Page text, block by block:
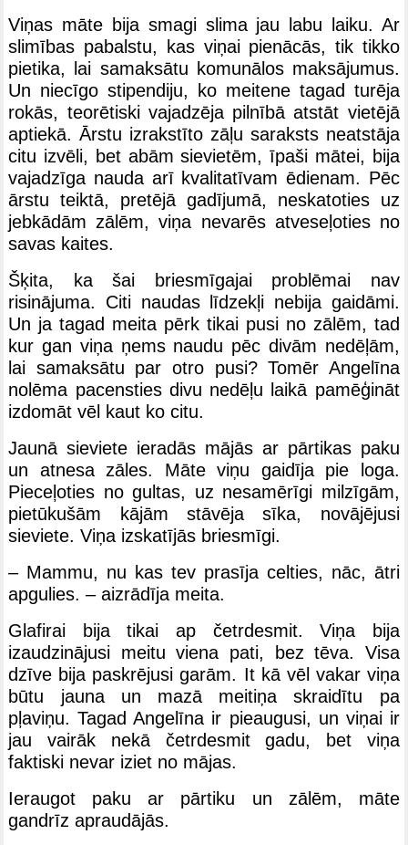
Viņas māte bija smagi slima jau labu laiku. Ar
slimības pabalstu, kas viņai pienācās, tik tikko
pietika, lai samaksātu komunālos maksājumus.
Un niecīgo stipendiju, ko meitene tagad turēja
rokās, teorētiski vajadzēja pilnībā atstāt vietējā
aptiekā. Ārstu izrakstīto zāļu saraksts neatstāja
citu izvēli, bet abām sievietēm, īpaši mātei, bija
vajadzīga nauda arī kvalitatīvam ēdienam. Pēc
ārstu teiktā, pretējā gadījumā, neskatoties uz
jebkādām zālēm, viņa nevarēs atveseļoties no
savas kaites.
Šķita, ka šai briesmīgajai problēmai nav
risinājuma. Citi naudas līdzekļi nebija gaidāmi.
Un ja tagad meita pērk tikai pusi no zālēm, tad
kur gan viņa ņems naudu pēc divām nedēļām,
lai samaksātu par otro pusi? Tomēr Angelīna
nolēma pacensties divu nedēļu laikā pamēģināt
izdomāt vēl kaut ko citu.
Jaunā sieviete ieradās mājās ar pārtikas paku
un atnesa zāles. Māte viņu gaidīja pie loga.
Pieceļoties no gultas, uz nesamērīgi milzīgām,
pietūkušām kājām stāvēja sīka, novājējusi
sieviete. Viņa izskatījās briesmīgi.
– Mammu, nu kas tev prasīja celties, nāc, ātri
apgulies. – aizrādīja meita.
Glafirai bija tikai ap četrdesmit. Viņa bija
izaudzinājusi meitu viena pati, bez tēva. Visa
dzīve bija paskrējusi garām. It kā vēl vakar viņa
būtu jauna un mazā meitiņa skraidītu pa
pļaviņu. Tagad Angelīna ir pieaugusi, un viņai ir
jau vairāk nekā četrdesmit gadu, bet viņa
faktiski nevar iziet no mājas.
Ieraugot paku ar pārtiku un zālēm, māte
gandrīz apraudājās.